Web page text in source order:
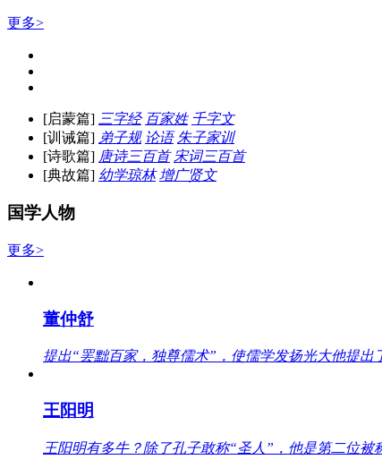
更多>
[启蒙篇] 三字经 百家姓 千字文
[训诫篇] 弟子规 论语 朱子家训
[诗歌篇] 唐诗三百首 宋词三百首
[典故篇] 幼学琼林 增广贤文
国学人物
更多>
董仲舒
提出“罢黜百家，独尊儒术”，使儒学发扬光大他提
王阳明
王阳明有多牛？除了孔子敢称“圣人”，他是第二位被